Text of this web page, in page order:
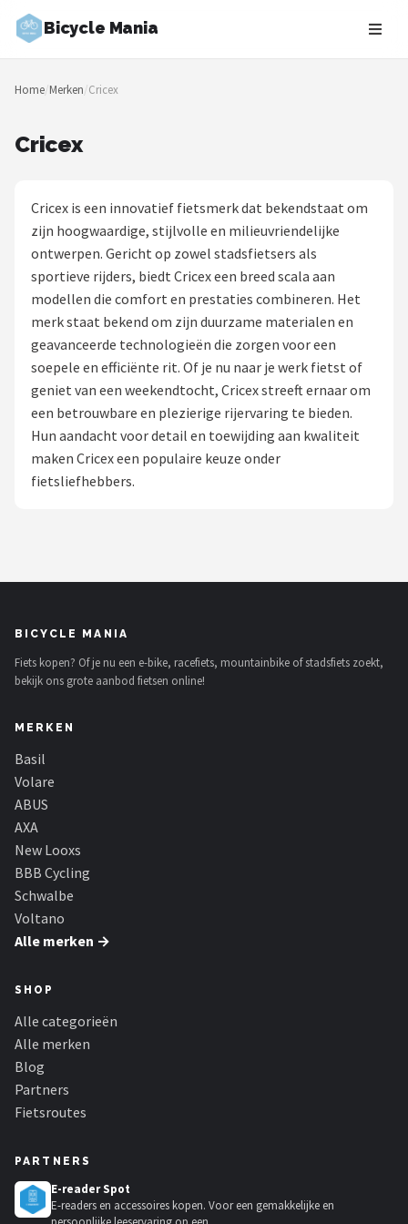
Bicycle Mania
Zoeken
NAVIGATIE
Blog
Fietsroutes
Kinderfietsen
Stadsfietsen
Elektrische fietsen
Mountainbikes
Shop
ABUS
AXA
New Looxs
BBB Cycling
Schwalbe
Voltano
Shimano
Home/Merken/Cricex
Cricex
Cricex is een innovatief fietsmerk dat bekendstaat om
zijn hoogwaardige, stijlvolle en milieuvriendelijke
ontwerpen. Gericht op zowel stadsfietsers als
sportieve rijders, biedt Cricex een breed scala aan
modellen die comfort en prestaties combineren. Het
merk staat bekend om zijn duurzame materialen en
geavanceerde technologieën die zorgen voor een
soepele en efficiënte rit. Of je nu naar je werk fietst of
geniet van een weekendtocht, Cricex streeft ernaar om
een betrouwbare en plezierige rijervaring te bieden.
Hun aandacht voor detail en toewijding aan kwaliteit
maken Cricex een populaire keuze onder
fietsliefhebbers.
BICYCLE MANIA
Fiets kopen? Of je nu een e-bike, racefiets, mountainbike of stadsfiets zoekt,
bekijk ons grote aanbod fietsen online!
MERKEN
Basil
Volare
ABUS
AXA
New Looxs
BBB Cycling
Schwalbe
Voltano
Alle merken →
SHOP
Alle categorieën
Alle merken
Blog
Partners
Fietsroutes
PARTNERS
E-reader Spot
E-readers en accessoires kopen. Voor een gemakkelijke en